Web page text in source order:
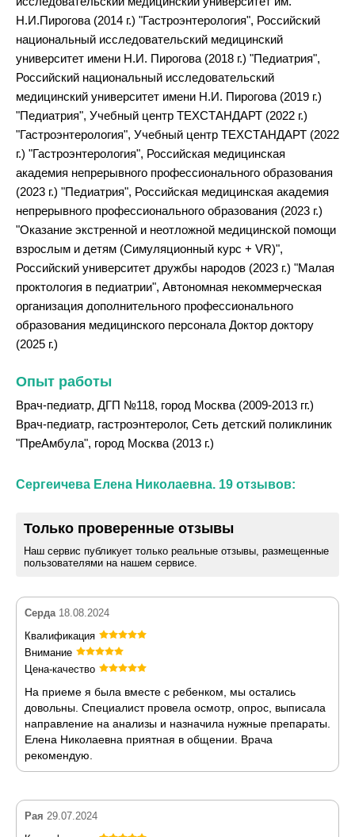
Н.И.Пирогова (2014 г.) "Гастроэнтерология", Российский
национальный исследовательский медицинский
университет имени Н.И. Пирогова (2018 г.) "Педиатрия",
Российский национальный исследовательский
медицинский университет имени Н.И. Пирогова (2019 г.)
"Педиатрия", Учебный центр ТЕХСТАНДАРТ (2022 г.)
"Гастроэнтерология", Учебный центр ТЕХСТАНДАРТ (2022
г.) "Гастроэнтерология", Российская медицинская
академия непрерывного профессионального образования
(2023 г.) "Педиатрия", Российская медицинская академия
непрерывного профессионального образования (2023 г.)
"Оказание экстренной и неотложной медицинской помощи
взрослым и детям (Симуляционный курс + VR)",
Российский университет дружбы народов (2023 г.) "Малая
проктология в педиатрии", Автономная некоммерческая
организация дополнительного профессионального
образования медицинского персонала Доктор доктору
(2025 г.)
Опыт работы
Врач-педиатр, ДГП №118, город Москва (2009-2013 гг.)
Врач-педиатр, гастроэнтеролог, Сеть детский поликлиник
"ПреАмбула", город Москва (2013 г.)
Сергеичева Елена Николаевна. 19 отзывов:
Только проверенные отзывы
Наш сервис публикует только реальные отзывы, размещенные
пользователями на нашем сервисе.
Серда 18.08.2024
Квалификация
Внимание
Цена-качество
На приеме я была вместе с ребенком, мы остались
довольны. Специалист провела осмотр, опрос, выписала
направление на анализы и назначила нужные препараты.
Елена Николаевна приятная в общении. Врача
рекомендую.
Рая 29.07.2024